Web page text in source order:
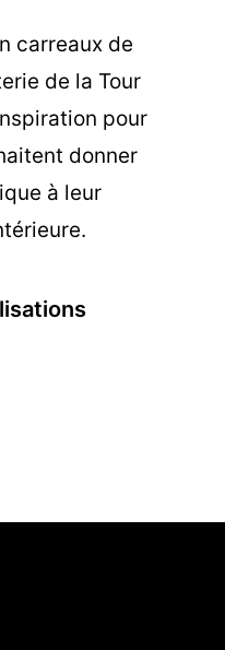
carreaux de
de la Tour
pour
donner
à leur